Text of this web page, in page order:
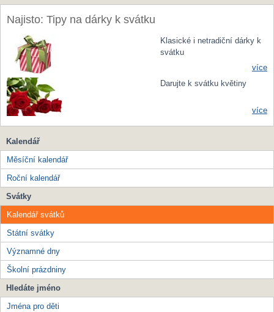
Najisto: Tipy na dárky k svátku
Klasické i netradiční dárky k
svátku
více
Darujte k svátku květiny
více
Kalendář
Měsíční kalendář
Roční kalendář
Svátky
Kalendář svátků
Státní svátky
Významné dny
Školní prázdniny
Hledáte jméno
Jména pro děti